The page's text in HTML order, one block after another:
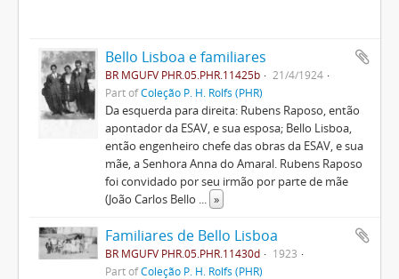
Bello Lisboa e familiares
BR MGUFV PHR.05.PHR.11425b
21/4/1924
Part ofColeção P. H. Rolfs (PHR)
Da esquerda para direita: Rubens Raposo, então
apontador da ESAV, e sua esposa; Bello Lisboa,
então engenheiro chefe das obras da ESAV, e sua
mãe, a Senhora Anna do Amaral. Rubens Raposo
foi convidado por seu irmão por parte de mãe
(João Carlos Bello
»
Familiares de Bello Lisboa
BR MGUFV PHR.05.PHR.11430d
1923
Part ofColeção P. H. Rolfs (PHR)